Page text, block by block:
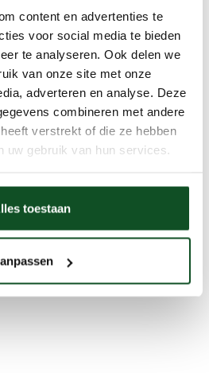
content en advertenties te
voor social media te bieden
te analyseren. Ook delen we
van onze site met onze
adverteren en analyse. Deze
combineren met andere
verstrekt of die ze hebben
uw gebruik van hun services.
toestaan